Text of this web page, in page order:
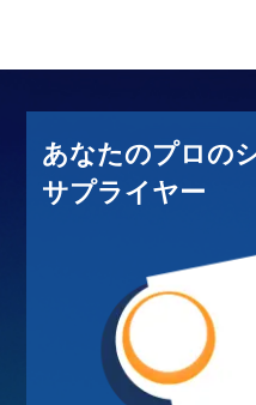
あなたのプロの
サプライヤー